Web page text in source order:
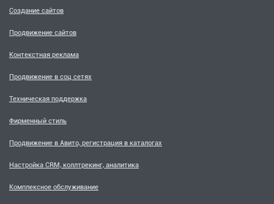
Создание сайтов
Продвижение сайтов
Контекстная реклама
Продвижение в соц сетях
Техническая поддержка
Фирменный стиль
Продвижение в Авито, регистрация в каталогах
Настройка CRM, коллтрекинг, аналитика
Комплексное обслуживание